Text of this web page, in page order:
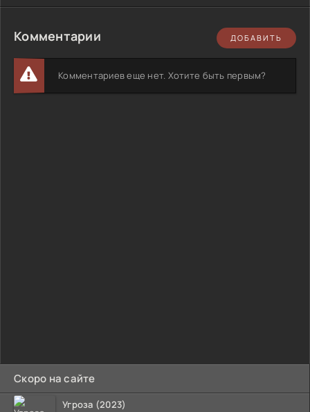
Скоро на сайте
Угроза (2023)
Комментарии ДОБАВИТЬ
Комментариев еще нет. Хотите быть первым?